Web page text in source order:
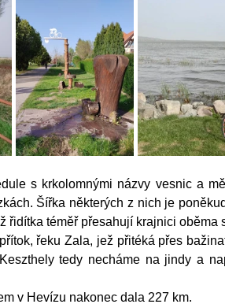
s krkolomnými názvy vesnic a
Šířka některých z nich je
řidítka téměř přesahují krajnici oběma
řeku Zala, jež přitéká přes
tedy necháme na jindy a
v Hevízu nakonec dala 227 km.